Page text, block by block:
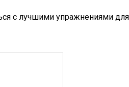
с лучшими упражнениями для